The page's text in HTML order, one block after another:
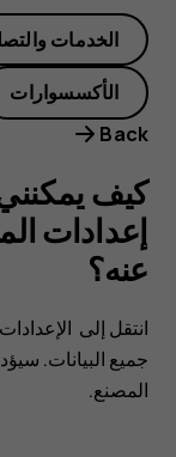
حسب
المصنع
ومسح
جميع
البيانات
الخدمات
الأكسسوارات
Back
كيف
إعدادات
عنه؟
انتقل إلى الإعدادات
جميع البيانات.
المصنع.